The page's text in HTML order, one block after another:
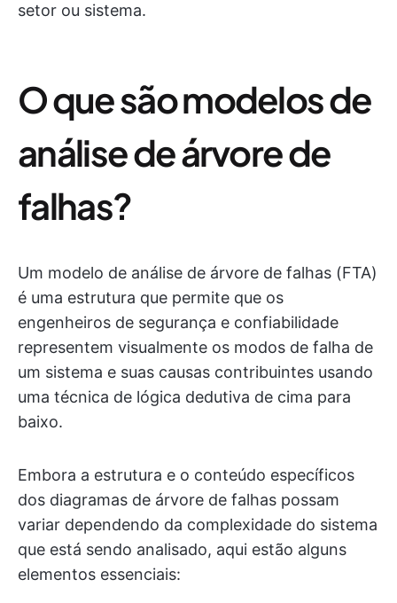
setor ou sistema.
O que são modelos de
análise de árvore de
falhas?
Um modelo de análise de árvore de falhas (FTA)
é uma estrutura que permite que os
engenheiros de segurança e confiabilidade
representem visualmente os modos de falha de
um sistema e suas causas contribuintes usando
uma técnica de lógica dedutiva de cima para
baixo.
Embora a estrutura e o conteúdo específicos
dos diagramas de árvore de falhas possam
variar dependendo da complexidade do sistema
que está sendo analisado, aqui estão alguns
elementos essenciais: